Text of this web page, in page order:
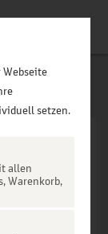
Webseite
setzen.
allen
Warenkorb,